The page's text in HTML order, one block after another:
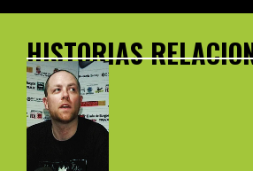
HISTORIAS